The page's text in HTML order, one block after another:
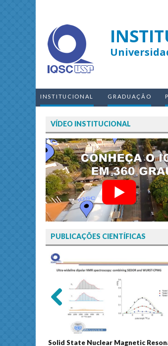
INSTITUCIONAL GRADUAÇÃO
VÍDEO INSTITUCIONAL
PUBLICAÇÕES CIENTÍFICAS
Solid State Nuclear Magnetic